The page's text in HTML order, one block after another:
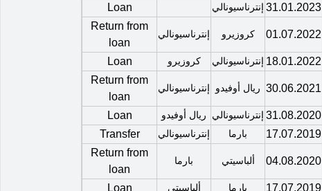
31.01.2023 إنترناسيونالي Loan
01.07.2022 كروزيرو إنترناسيونالي
Return from
loan
18.01.2022 إنترناسيونالي كروزيرو Loan
30.06.2021 ريال أوفيدو إنترناسيونالي
Return from
loan
31.08.2020 إنترناسيونالي ريال أوفيدو
Loan
17.07.2019
بارما إنترناسيونالي Transfer
04.08.2020 ألباسيتي بارما
Return from
loan
17.07.2019
بارما ألباسيتي Loan